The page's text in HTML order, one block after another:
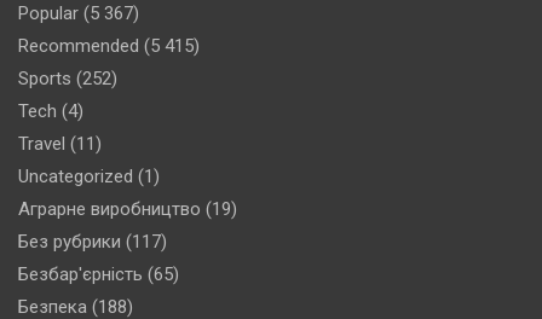
Popular (5 367)
Recommended (5 415)
Sports (252)
Tech (4)
Travel (11)
Uncategorized (1)
Аграрне виробництво (19)
Без рубрики (117)
Безбар'єрність (65)
Безпека (188)